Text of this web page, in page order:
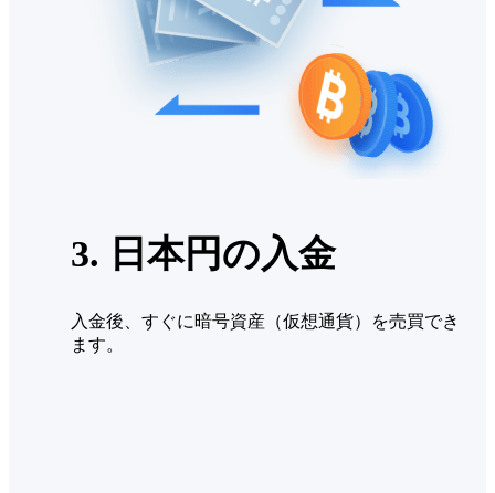
3. 日本円の入金
入金後、すぐに暗号資産（仮想通貨）を売買でき
ます。